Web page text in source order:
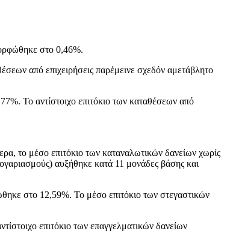
στο 0,46%.
από επιχειρήσεις παρέμεινε σχεδόν αμετάβλητο
Το αντίστοιχο επιτόκιο των καταθέσεων από
το μέσο επιτόκιο των καταναλωτικών δανείων χωρίς
αυξήθηκε κατά 11 μονάδες βάσης και
στο 12,59%. Το μέσο επιτόκιο των στεγαστικών
επιτόκιο των επαγγελματικών δανείων